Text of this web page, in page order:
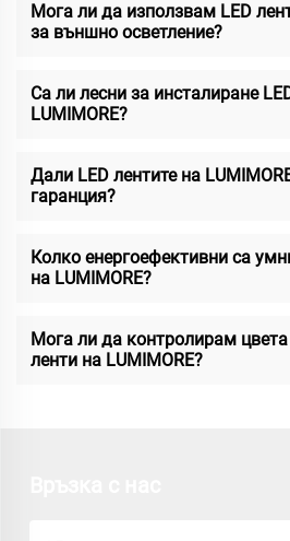
Мога ли да използвам LED
за външно осветление?
Са ли лесни за инсталиране
LUMIMORE?
Дали LED лентите на
гаранция?
Колко енергоефективни са
на LUMIMORE?
Мога ли да контролирам
ленти на LUMIMORE?